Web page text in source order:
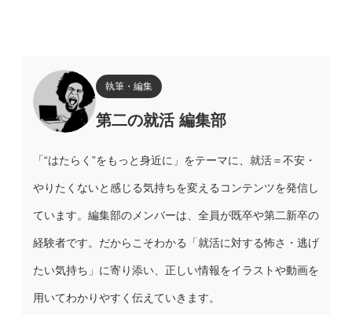
執筆・編集
第二の就活 編集部
「“はたらく”をもっと身近に」をテーマに、就活＝不安・
やりたくないと感じる気持ちを変えるコンテンツを発信し
ています。編集部のメンバーは、全員が既卒や第二新卒の
経験者です。だからこそわかる「就活に対する怖さ・逃げ
たい気持ち」に寄り添い、正しい情報をイラストや動画を
用いてわかりやすく伝えていきます。